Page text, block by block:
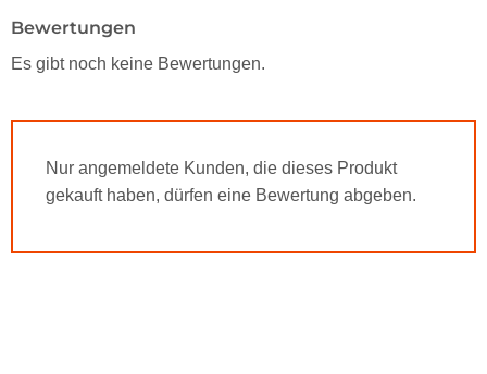
Bewertungen
Es gibt noch keine Bewertungen.
Nur angemeldete Kunden, die dieses Produkt
gekauft haben, dürfen eine Bewertung abgeben.